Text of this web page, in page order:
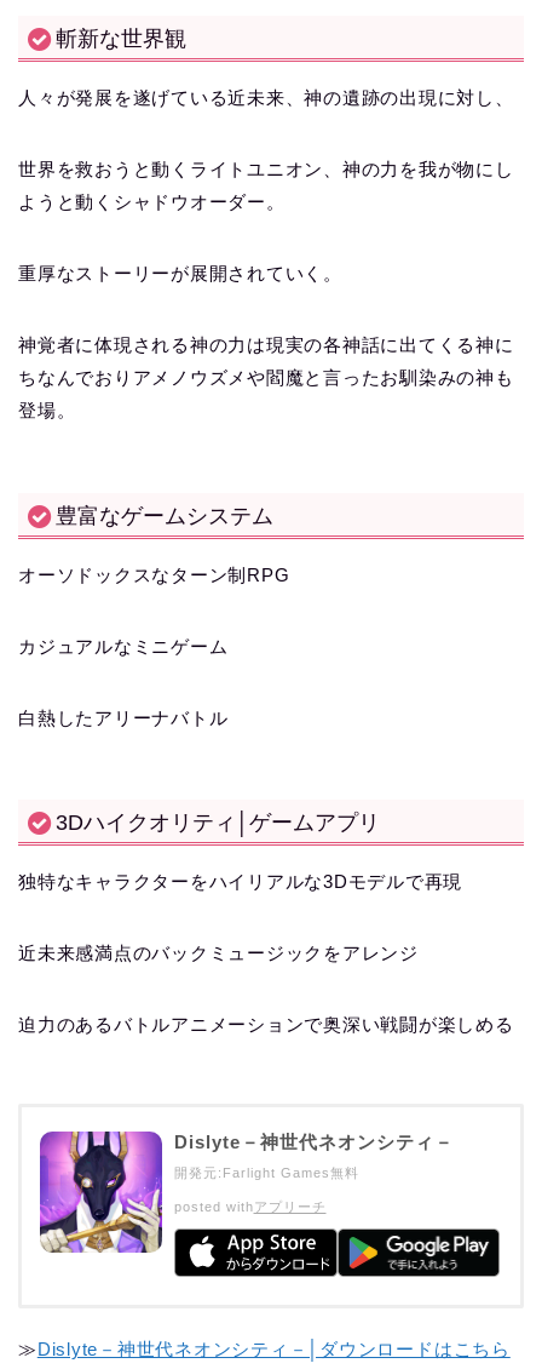
斬新な世界観
人々が発展を遂げている近未来、神の遺跡の出現に対し、
世界を救おうと動くライトユニオン、神の力を我が物にし
ようと動くシャドウオーダー。
重厚なストーリーが展開されていく。
神覚者に体現される神の力は現実の各神話に出てくる神に
ちなんでおりアメノウズメや閻魔と言ったお馴染みの神も
登場。
豊富なゲームシステム
オーソドックスなターン制RPG
カジュアルなミニゲーム
白熱したアリーナバトル
3Dハイクオリティ│ゲームアプリ
独特なキャラクターをハイリアルな3Dモデルで再現
近未来感満点のバックミュージックをアレンジ
迫力のあるバトルアニメーションで奥深い戦闘が楽しめる
Dislyte－神世代ネオンシティ－
開発元: Farlight Games無料
posted withアプリーチ
≫Dislyte－神世代ネオンシティ－│ダウンロードはこちら